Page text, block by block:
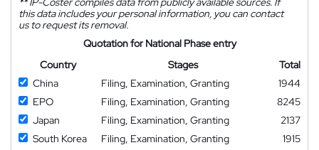
this data includes your personal information, you can contact
us to request its removal.
Quotation for National Phase entry
Country
Stages
Total
China
Filing, Examination, Granting
1944
EPO
Filing, Examination, Granting
8245
Japan
Filing, Examination, Granting
2137
South Korea
Filing, Examination, Granting
1915